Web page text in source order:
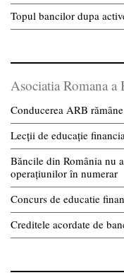
Topul bancilor dupa
Asociatia Romana
Conducerea ARB
Lecții de educație
Băncile din România nu
operațiunilor în numerar
Concurs de educatie
Creditele acordate de